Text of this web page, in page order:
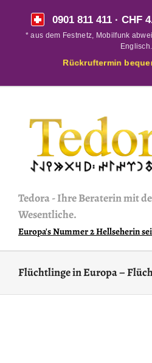
0901 811 411· CHF
* aus dem Festnetz, Mobilfunk
Englisch.
Rückruftermin
Tedora-Ihre Beraterin mit
Wesentliche.
Europa's Nummer 2 Hellseherin
Flüchtlinge in Europa –